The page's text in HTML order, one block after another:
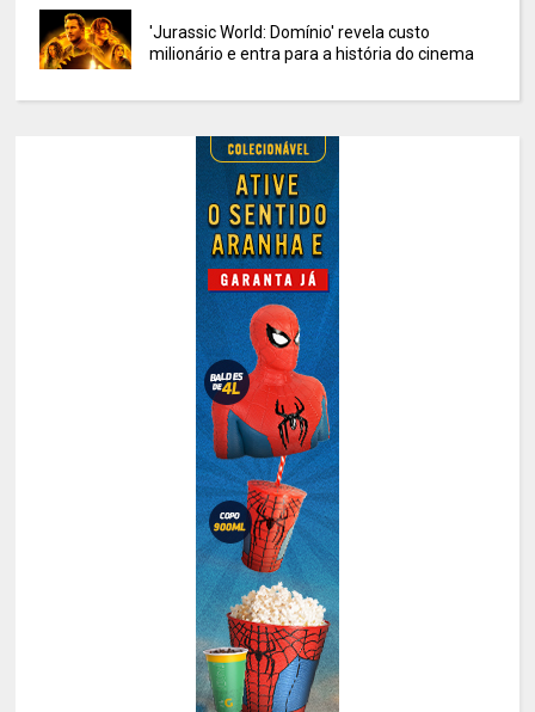
'Jurassic World: Domínio' revela custo
milionário e entra para a história do cinema